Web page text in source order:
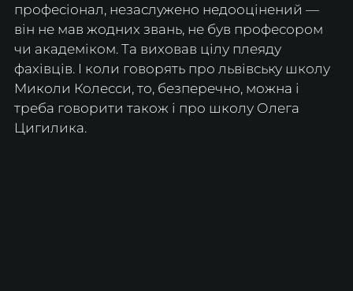
професіонал, незаслужено недооцінений —
він не мав жодних звань, не був професором
чи академіком. Та виховав цілу плеяду
фахівців. І коли говорять про львівську школу
Миколи Колесси, то, безперечно, можна і
треба говорити також і про школу Олега
Цигилика.